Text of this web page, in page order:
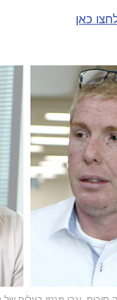
כאן